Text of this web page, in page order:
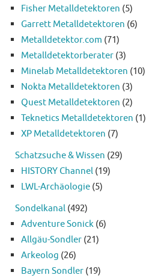
Fisher Metalldetektoren (5)
Garrett Metalldetektoren (6)
Metalldetektor.com (71)
Metalldetektorberater (3)
Minelab Metalldetektoren (10)
Nokta Metalldetektoren (3)
Quest Metalldetektoren (2)
Teknetics Metalldetektoren (1)
XP Metalldetektoren (7)
Schatzsuche & Wissen (29)
HISTORY Channel (19)
LWL-Archäologie (5)
Sondelkanal (492)
Adventure Sonick (6)
Allgäu-Sondler (21)
Arkeolog (26)
Bayern Sondler (19)